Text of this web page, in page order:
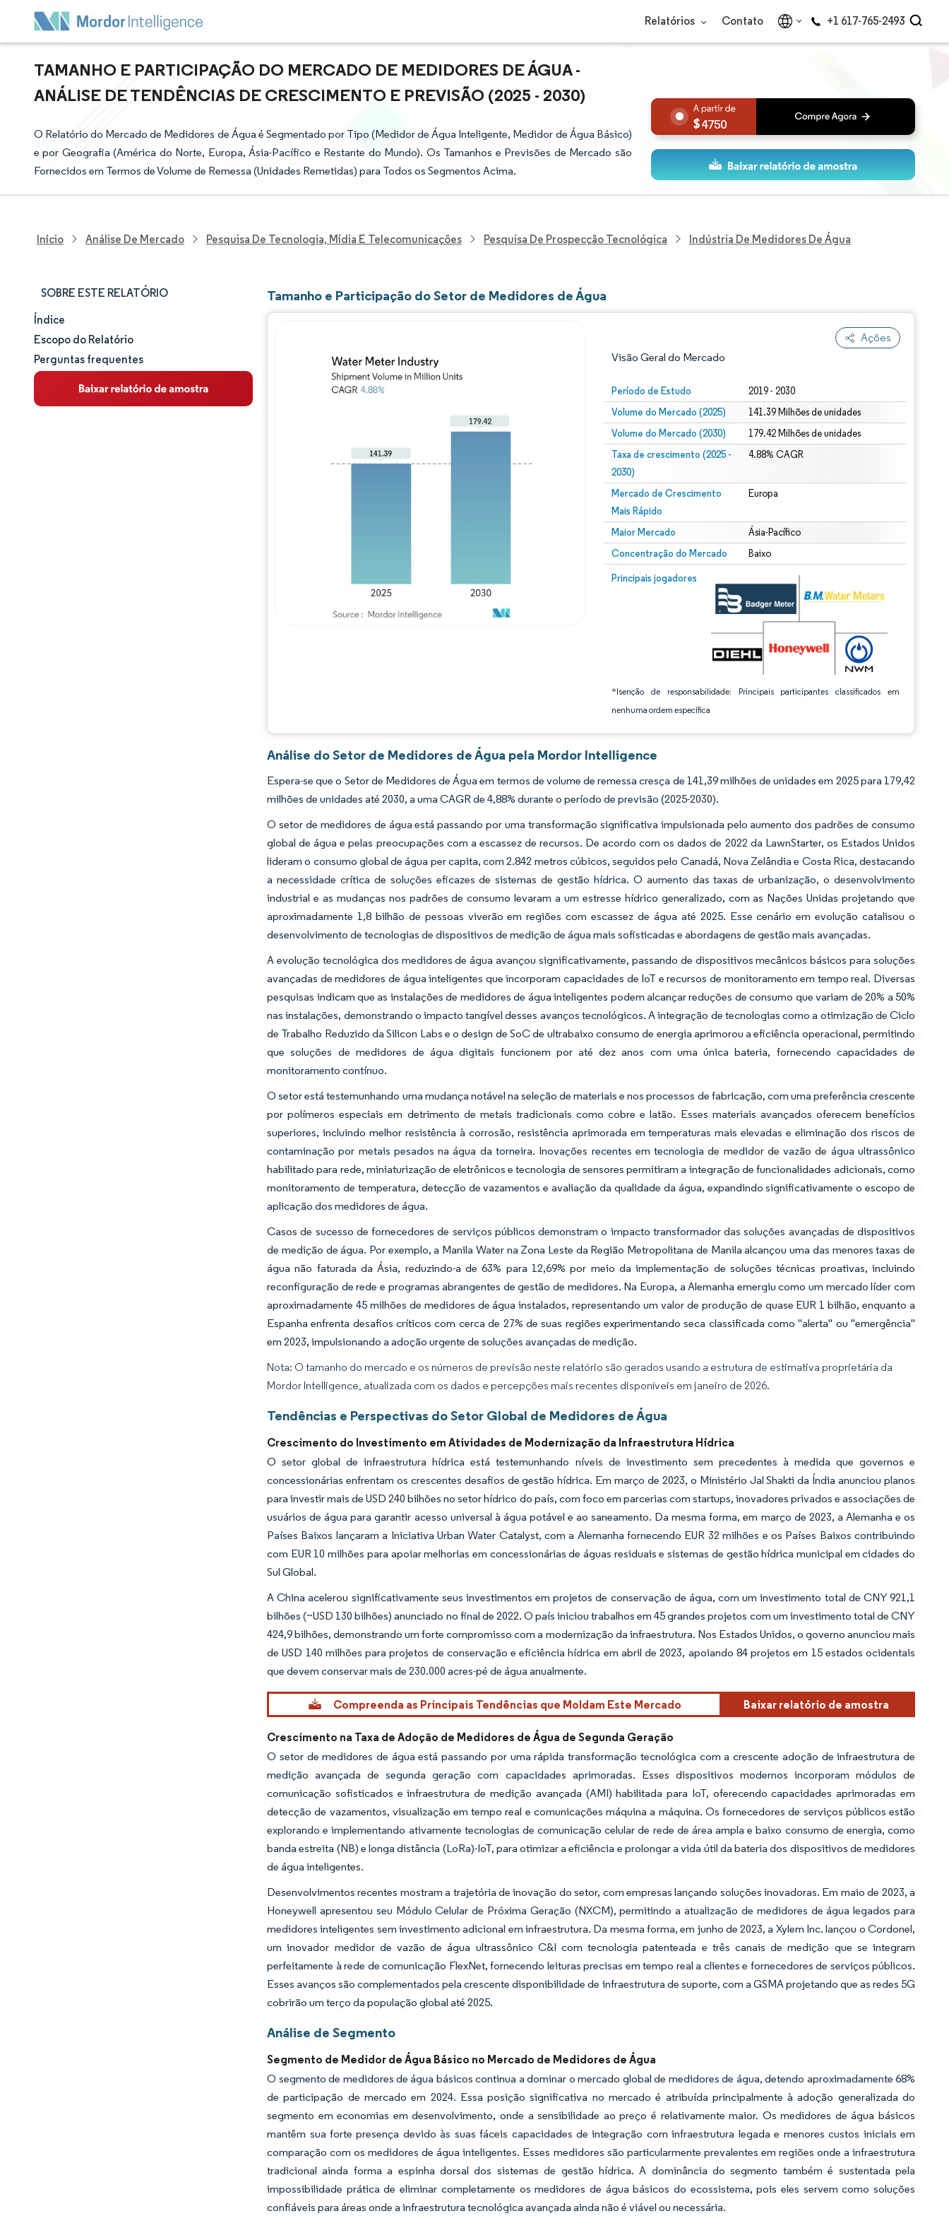
Relatórios Contato +1 617-765-2493
TAMANHO E PARTICIPAÇÃO DO MERCADO DE MEDIDORES DE ÁGUA -
ANÁLISE DE TENDÊNCIAS DE CRESCIMENTO E PREVISÃO (2025 - 2030)
O Relatório do Mercado de Medidores de Água é Segmentado por Tipo (Medidor de Água Inteligente, Medidor de Água Básico)
e por Geografia (América do Norte, Europa, Ásia-Pacífico e Restante do Mundo). Os Tamanhos e Previsões de Mercado são
Fornecidos em Termos de Volume de Remessa (Unidades Remetidas) para Todos os Segmentos Acima.
4750
Início Análise De Mercado Pesquisa De Tecnologia, Mídia E Telecomunicações Pesquisa De Prospecção Tecnológica Indústria De Medidores De Água
SOBRE ESTE RELATÓRIO
Panorama do Mercado
Análise de mercado
Principais Tendências de Mercado
Índice
Escopo do Relatório
Perguntas frequentes
Tamanho e Participação do Setor de Medidores de Água
Ações
Visão Geral do Mercado
Período de Estudo 2019 - 2030
Volume do Mercado (2025) 141.39 Milhões de unidades
Volume do Mercado (2030) 179.42 Milhões de unidades
Taxa de crescimento (2025 -
2030)
4.88% CAGR
Mercado de Crescimento
Mais Rápido
Europa
Maior Mercado Ásia-Pacífico
Concentração do Mercado Baixo
Principais jogadores
*Isenção de responsabilidade: Principais participantes classificados em
nenhuma ordem específica
Imagem © Mordor Intelligence. O reuso requer atribuição conforme CC BY 4.0.
Imagem © Mordor Intelligence. O reuso requer atribuição conforme CC BY 4.0.
Análise do Setor de Medidores de Água pela Mordor Intelligence
Espera-se que o Setor de Medidores de Água em termos de volume de remessa cresça de 141,39 milhões de unidades em 2025 para 179,42
milhões de unidades até 2030, a uma CAGR de 4,88% durante o período de previsão (2025-2030).
O setor de medidores de água está passando por uma transformação significativa impulsionada pelo aumento dos padrões de consumo
global de água e pelas preocupações com a escassez de recursos. De acordo com os dados de 2022 da LawnStarter, os Estados Unidos
lideram o consumo global de água per capita, com 2.842 metros cúbicos, seguidos pelo Canadá, Nova Zelândia e Costa Rica, destacando
a necessidade crítica de soluções eficazes de sistemas de gestão hídrica. O aumento das taxas de urbanização, o desenvolvimento
industrial e as mudanças nos padrões de consumo levaram a um estresse hídrico generalizado, com as Nações Unidas projetando que
aproximadamente 1,8 bilhão de pessoas viverão em regiões com escassez de água até 2025. Esse cenário em evolução catalisou o
desenvolvimento de tecnologias de dispositivos de medição de água mais sofisticadas e abordagens de gestão mais avançadas.
A evolução tecnológica dos medidores de água avançou significativamente, passando de dispositivos mecânicos básicos para soluções
avançadas de medidores de água inteligentes que incorporam capacidades de IoT e recursos de monitoramento em tempo real. Diversas
pesquisas indicam que as instalações de medidores de água inteligentes podem alcançar reduções de consumo que variam de 20% a 50%
nas instalações, demonstrando o impacto tangível desses avanços tecnológicos. A integração de tecnologias como a otimização de Ciclo
de Trabalho Reduzido da Silicon Labs e o design de SoC de ultrabaixo consumo de energia aprimorou a eficiência operacional, permitindo
que soluções de medidores de água digitais funcionem por até dez anos com uma única bateria, fornecendo capacidades de
monitoramento contínuo.
O setor está testemunhando uma mudança notável na seleção de materiais e nos processos de fabricação, com uma preferência crescente
por polímeros especiais em detrimento de metais tradicionais como cobre e latão. Esses materiais avançados oferecem benefícios
superiores, incluindo melhor resistência à corrosão, resistência aprimorada em temperaturas mais elevadas e eliminação dos riscos de
contaminação por metais pesados na água da torneira. Inovações recentes em tecnologia de medidor de vazão de água ultrassônico
habilitado para rede, miniaturização de eletrônicos e tecnologia de sensores permitiram a integração de funcionalidades adicionais, como
monitoramento de temperatura, detecção de vazamentos e avaliação da qualidade da água, expandindo significativamente o escopo de
aplicação dos medidores de água.
Casos de sucesso de fornecedores de serviços públicos demonstram o impacto transformador das soluções avançadas de dispositivos
de medição de água. Por exemplo, a Manila Water na Zona Leste da Região Metropolitana de Manila alcançou uma das menores taxas de
água não faturada da Ásia, reduzindo-a de 63% para 12,69% por meio da implementação de soluções técnicas proativas, incluindo
reconfiguração de rede e programas abrangentes de gestão de medidores. Na Europa, a Alemanha emergiu como um mercado líder com
aproximadamente 45 milhões de medidores de água instalados, representando um valor de produção de quase EUR 1 bilhão, enquanto a
Espanha enfrenta desafios críticos com cerca de 27% de suas regiões experimentando seca classificada como "alerta" ou "emergência"
em 2023, impulsionando a adoção urgente de soluções avançadas de medição.
Nota: O tamanho do mercado e os números de previsão neste relatório são gerados usando a estrutura de estimativa proprietária da
Mordor Intelligence, atualizada com os dados e percepções mais recentes disponíveis em janeiro de 2026.
Tendências e Perspectivas do Setor Global de Medidores de Água
Crescimento do Investimento em Atividades de Modernização da Infraestrutura Hídrica
O setor global de infraestrutura hídrica está testemunhando níveis de investimento sem precedentes à medida que governos e
concessionárias enfrentam os crescentes desafios de gestão hídrica. Em março de 2023, o Ministério Jal Shakti da Índia anunciou planos
para investir mais de USD 240 bilhões no setor hídrico do país, com foco em parcerias com startups, inovadores privados e associações de
usuários de água para garantir acesso universal à água potável e ao saneamento. Da mesma forma, em março de 2023, a Alemanha e os
Países Baixos lançaram a Iniciativa Urban Water Catalyst, com a Alemanha fornecendo EUR 32 milhões e os Países Baixos contribuindo
com EUR 10 milhões para apoiar melhorias em concessionárias de águas residuais e sistemas de gestão hídrica municipal em cidades do
Sul Global.
A China acelerou significativamente seus investimentos em projetos de conservação de água, com um investimento total de CNY 921,1
bilhões (~USD 130 bilhões) anunciado no final de 2022. O país iniciou trabalhos em 45 grandes projetos com um investimento total de CNY
424,9 bilhões, demonstrando um forte compromisso com a modernização da infraestrutura. Nos Estados Unidos, o governo anunciou mais
de USD 140 milhões para projetos de conservação e eficiência hídrica em abril de 2023, apoiando 84 projetos em 15 estados ocidentais
que devem conservar mais de 230.000 acres-pé de água anualmente.
Compreenda as Principais Tendências que Moldam Este Mercado Baixar relatório de amostra
Crescimento na Taxa de Adoção de Medidores de Água de Segunda Geração
O setor de medidores de água está passando por uma rápida transformação tecnológica com a crescente adoção de infraestrutura de
medição avançada de segunda geração com capacidades aprimoradas. Esses dispositivos modernos incorporam módulos de
comunicação sofisticados e infraestrutura de medição avançada (AMI) habilitada para IoT, oferecendo capacidades aprimoradas em
detecção de vazamentos, visualização em tempo real e comunicações máquina a máquina. Os fornecedores de serviços públicos estão
explorando e implementando ativamente tecnologias de comunicação celular de rede de área ampla e baixo consumo de energia, como
banda estreita (NB) e longa distância (LoRa)-IoT, para otimizar a eficiência e prolongar a vida útil da bateria dos dispositivos de medidores
de água inteligentes.
Desenvolvimentos recentes mostram a trajetória de inovação do setor, com empresas lançando soluções inovadoras. Em maio de 2023, a
Honeywell apresentou seu Módulo Celular de Próxima Geração (NXCM), permitindo a atualização de medidores de água legados para
medidores inteligentes sem investimento adicional em infraestrutura. Da mesma forma, em junho de 2023, a Xylem Inc. lançou o Cordonel,
um inovador medidor de vazão de água ultrassônico C&I com tecnologia patenteada e três canais de medição que se integram
perfeitamente à rede de comunicação FlexNet, fornecendo leituras precisas em tempo real a clientes e fornecedores de serviços públicos.
Esses avanços são complementados pela crescente disponibilidade de infraestrutura de suporte, com a GSMA projetando que as redes 5G
cobrirão um terço da população global até 2025.
Análise de Segmento
Segmento de Medidor de Água Básico no Mercado de Medidores de Água
O segmento de medidores de água básicos continua a dominar o mercado global de medidores de água, detendo aproximadamente 68%
de participação de mercado em 2024. Essa posição significativa no mercado é atribuída principalmente à adoção generalizada do
segmento em economias em desenvolvimento, onde a sensibilidade ao preço é relativamente maior. Os medidores de água básicos
mantêm sua forte presença devido às suas fáceis capacidades de integração com infraestrutura legada e menores custos iniciais em
comparação com os medidores de água inteligentes. Esses medidores são particularmente prevalentes em regiões onde a infraestrutura
tradicional ainda forma a espinha dorsal dos sistemas de gestão hídrica. A dominância do segmento também é sustentada pela
impossibilidade prática de eliminar completamente os medidores de água básicos do ecossistema, pois eles servem como soluções
confiáveis para áreas onde a infraestrutura tecnológica avançada ainda não é viável ou necessária.